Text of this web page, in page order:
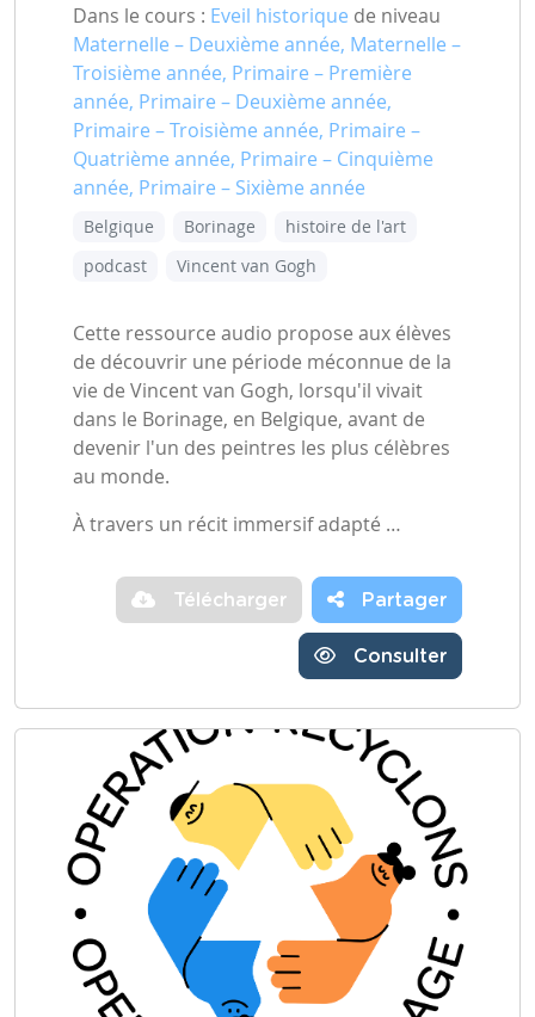
Dans le cours : Eveil historique de niveau
Maternelle – Deuxième année, Maternelle –
Troisième année, Primaire – Première
année, Primaire – Deuxième année,
Primaire – Troisième année, Primaire –
Quatrième année, Primaire – Cinquième
année, Primaire – Sixième année
Belgique Borinage
histoire de l'art
podcast
Vincent van Gogh
Cette ressource audio propose aux élèves
de découvrir une période méconnue de la
vie de Vincent van Gogh, lorsqu'il vivait
dans le Borinage, en Belgique, avant de
devenir l'un des peintres les plus célèbres
au monde.
À travers un récit immersif adapté …
Télécharger Partager
Consulter